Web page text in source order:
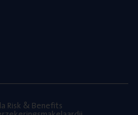
Risk & Benefits